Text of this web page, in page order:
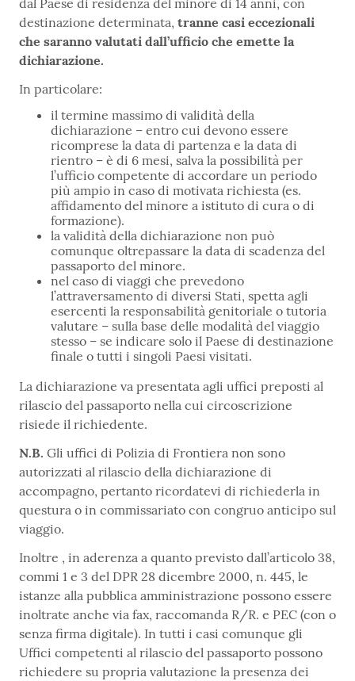
destinazione determinata, tranne casi eccezionali
che saranno valutati dall’ufficio che emette la
dichiarazione.
In particolare:
il termine massimo di validità della
dichiarazione – entro cui devono essere
ricomprese la data di partenza e la data di
rientro – è di 6 mesi, salva la possibilità per
l’ufficio competente di accordare un periodo
più ampio in caso di motivata richiesta (es.
affidamento del minore a istituto di cura o di
formazione).
la validità della dichiarazione non può
comunque oltrepassare la data di scadenza del
passaporto del minore.
nel caso di viaggi che prevedono
l’attraversamento di diversi Stati, spetta agli
esercenti la responsabilità genitoriale o tutoria
valutare – sulla base delle modalità del viaggio
stesso – se indicare solo il Paese di destinazione
finale o tutti i singoli Paesi visitati.
La dichiarazione va presentata agli uffici preposti al
rilascio del passaporto nella cui circoscrizione
risiede il richiedente.
N.B. Gli uffici di Polizia di Frontiera non sono
autorizzati al rilascio della dichiarazione di
accompagno, pertanto ricordatevi di richiederla in
questura o in commissariato con congruo anticipo sul
viaggio.
Inoltre , in aderenza a quanto previsto dall’articolo 38,
commi 1 e 3 del DPR 28 dicembre 2000, n. 445, le
istanze alla pubblica amministrazione possono essere
inoltrate anche via fax, raccomanda R/R. e PEC (con o
senza firma digitale). In tutti i casi comunque gli
Uffici competenti al rilascio del passaporto possono
richiedere su propria valutazione la presenza dei